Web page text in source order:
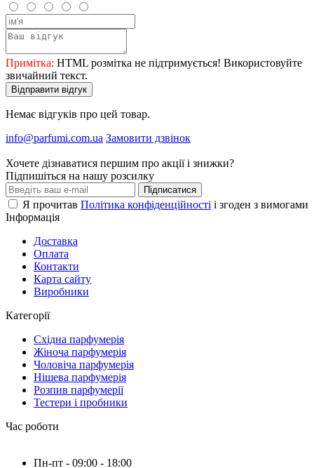
Примітка: HTML розмітка не підтримується! Використовуйте
звичайний текст.
Відправити відгук
Немає відгуків про цей товар.
info@parfumi.com.ua Замовити дзвінок
Хочете дізнаватися першим про акції і знижки?
Підпишіться на нашу розсилку
Підписатися
Я прочитав Політика конфіденційності і згоден з вимогами
Інформація
Доставка
Оплата
Контакти
Карта сайту
Виробники
Категорії
Східна парфумерія
Жіноча парфумерія
Чоловіча парфумерія
Нішева парфумерія
Розпив парфумерії
Тестери і пробники
Час роботи
Пн-пт - 09:00 - 18:00